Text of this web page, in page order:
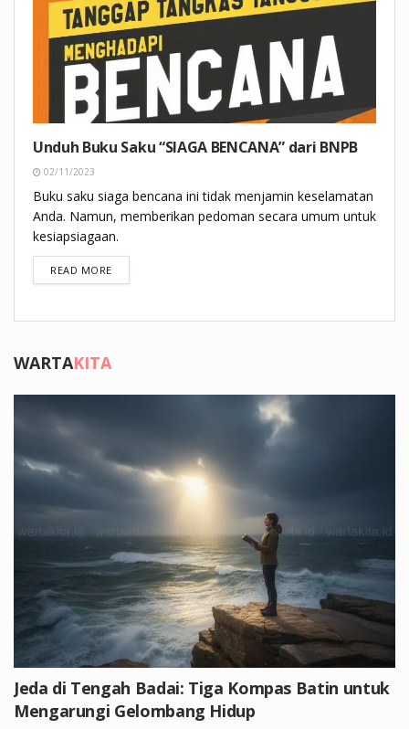
Unduh Buku Saku “SIAGA BENCANA” dari BNPB
02/11/2023
Buku saku siaga bencana ini tidak menjamin keselamatan
Anda. Namun, memberikan pedoman secara umum untuk
kesiapsiagaan.
READ MOREDETAILS
WARTAKITA
Jeda di Tengah Badai: Tiga Kompas Batin untuk
Mengarungi Gelombang Hidup